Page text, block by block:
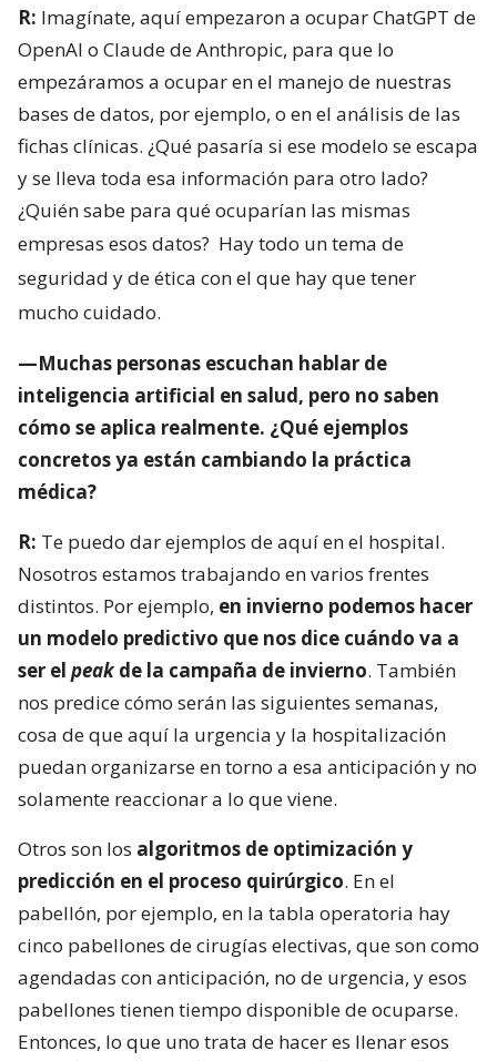
R: Imagínate, aquí empezaron a ocupar ChatGPT de
OpenAI o Claude de Anthropic, para que lo
empezáramos a ocupar en el manejo de nuestras
bases de datos, por ejemplo, o en el análisis de las
fichas clínicas. ¿Qué pasaría si ese modelo se escapa
y se lleva toda esa información para otro lado?
¿Quién sabe para qué ocuparían las mismas
empresas esos datos? Hay todo un tema de
seguridad y de ética con el que hay que tener
mucho cuidado.
—Muchas personas escuchan hablar de
inteligencia artificial en salud, pero no saben
cómo se aplica realmente. ¿Qué ejemplos
concretos ya están cambiando la práctica
médica?
R: Te puedo dar ejemplos de aquí en el hospital.
Nosotros estamos trabajando en varios frentes
distintos. Por ejemplo, en invierno podemos hacer
un modelo predictivo que nos dice cuándo va a
ser el peakde la campaña de invierno. También
nos predice cómo serán las siguientes semanas,
cosa de que aquí la urgencia y la hospitalización
puedan organizarse en torno a esa anticipación y no
solamente reaccionar a lo que viene.
Otros son los algoritmos de optimización y
predicción en el proceso quirúrgico. En el
pabellón, por ejemplo, en la tabla operatoria hay
cinco pabellones de cirugías electivas, que son como
agendadas con anticipación, no de urgencia, y esos
pabellones tienen tiempo disponible de ocuparse.
Entonces, lo que uno trata de hacer es llenar esos